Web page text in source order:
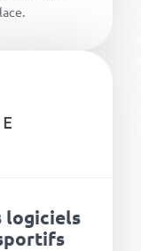
logiciels